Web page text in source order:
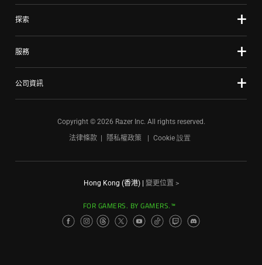
探索
服務
公司資訊
Copyright © 2026 Razer Inc. All rights reserved.
法律條款
隱私權政策 Cookie 設置
Hong Kong (香港)| 變更位置 >
FOR GAMERS. BY GAMERS.™